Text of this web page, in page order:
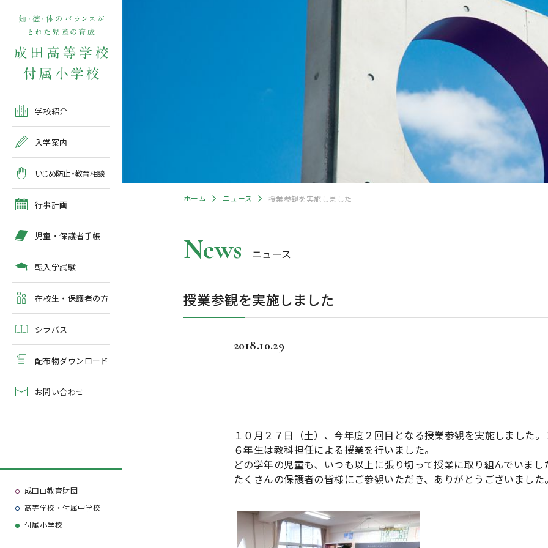
学校紹介
教育課程
年間行事
施設紹介
アクセスマップ
よくある質問
入学案内
募集要項
出願方法
入学検査
入学検査関係行事等の呼
びかけ
学校案内・資料請求
いじめ防止・教育相談
行事計画
５月の行事予定
６月の行事予定
７月・８月の行事予定
児童・保護者手帳
転入学試験
在校生・保護者の方
緊急時・警報発令時の対
処について
臨時休校等の特別措置に
シラバス
配布物ダウンロード
お問い合わせ
成田山教育財団
高等学校・付属中学校
付属小学校
ホーム ニュース 授業参観を実施しました
News ニュース
授業参観を実施しました
2018.10.29
１０月２７日（土）、今年度２回目となる授業参観を実施しました
６年生は教科担任による授業を行いました。
どの学年の児童も、いつも以上に張り切って授業に取り組んでいまし
たくさんの保護者の皆様にご参観いただき、ありがとうございました